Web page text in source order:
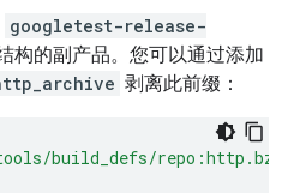
googletest-release-
构的副产品。您可以通过添加
剥离此前缀：
build_defs/